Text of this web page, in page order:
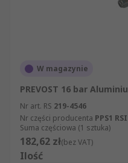
W magazynie
PREVOST 16 bar
Nr art. RS 219-4546
Nr części producenta PPS1
Suma częściowa (1 sztuka)
182,62 zł(bez VAT)
Ilość